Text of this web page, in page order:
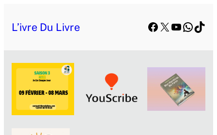
L’ivre Du Livre Facebook
X YouTube